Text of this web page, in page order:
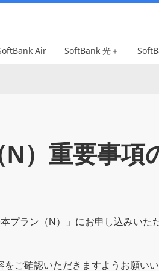
Air SoftBank 光＋
）重要事項
プラン（N）」にお申し込みいた
ご確認いただきますようお願いい